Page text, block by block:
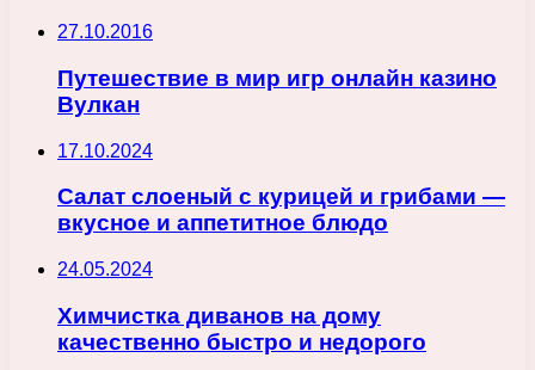
27.10.2016
Путешествие в мир игр онлайн казино
Вулкан
17.10.2024
Салат слоеный с курицей и грибами —
вкусное и аппетитное блюдо
24.05.2024
Химчистка диванов на дому
качественно быстро и недорого